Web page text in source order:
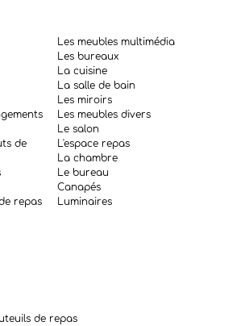
de
repas
Les meubles multimédia
Les bureaux
La cuisine
La salle de bain
Les miroirs
Les meubles divers
Le salon
L'espace repas
La chambre
Le bureau
Canapés
Luminaires
de repas